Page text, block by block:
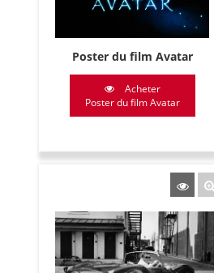
Poster du film Avatar
Acheter
Poster du film Avatar